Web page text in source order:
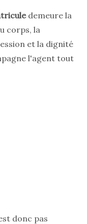
demeure la
corps, la
et la dignité
l'agent tout
donc pas